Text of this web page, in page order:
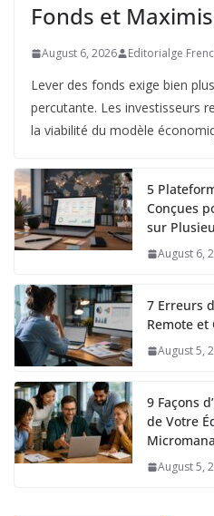
Fonds et
August 6, 2026 Editorialge
Lever des fonds exige bien
percutante. Les investisseurs
la viabilité du modèle
5
Conçues
sur
August 6,
7 Erreurs
Remote
August 5,
9 Façons
de Votre
August 5,